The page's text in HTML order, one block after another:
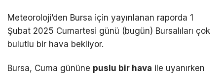
Meteoroloji’den Bursa için yayınlanan raporda 1
Şubat 2025 Cumartesi günü (bugün) Bursalıları çok
bulutlu bir hava bekliyor.
Bursa, Cuma gününe puslu bir hava ile uyanırken